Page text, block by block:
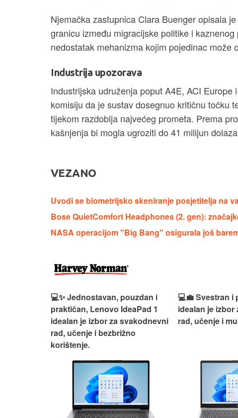
Njemačka zastupnica Clara Buenger opisala
granicu između migracijske politike i
nedostatak mehanizma kojim pojedinac može
Industrija upozorava
Industrijska udruženja poput A4E, ACI Europe
komisiju da je sustav dosegnuo kritičnu točku
tijekom razdoblja najvećeg prometa. Prema
kašnjenja bi mogla ugroziti do 41 milijun
VEZANO
Uvodi se biometrijsko skeniranje posjetitelja na
Bose QuietComfort Headphones (2. gen):
NASA operacijom "Big Bang" osigurala još
💻✨ Jednostavan, pouzdan i
praktičan, Lenovo IdeaPad 1
idealan je izbor za svakodnevni
rad, učenje i bezbrižno
korištenje.
💻💼 Svestran i
idealan je
rad, učenje i